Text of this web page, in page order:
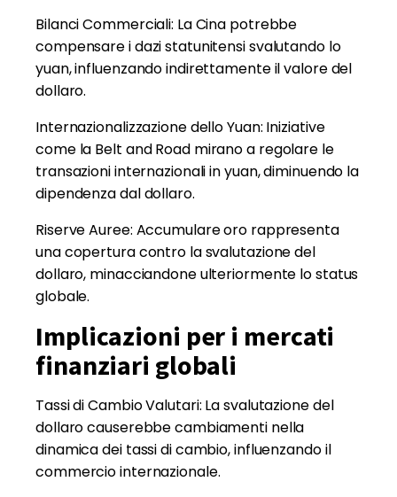
Bilanci Commerciali: La Cina potrebbe
compensare i dazi statunitensi svalutando lo
yuan, influenzando indirettamente il valore del
dollaro.
Internazionalizzazione dello Yuan: Iniziative
come la Belt and Road mirano a regolare le
transazioni internazionali in yuan, diminuendo la
dipendenza dal dollaro.
Riserve Auree: Accumulare oro rappresenta
una copertura contro la svalutazione del
dollaro, minacciandone ulteriormente lo status
globale.
Implicazioni per i mercati
finanziari globali
Tassi di Cambio Valutari: La svalutazione del
dollaro causerebbe cambiamenti nella
dinamica dei tassi di cambio, influenzando il
commercio internazionale.